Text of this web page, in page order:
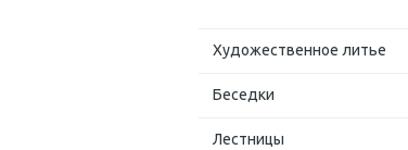
Художественное литье
Беседки
Лестницы